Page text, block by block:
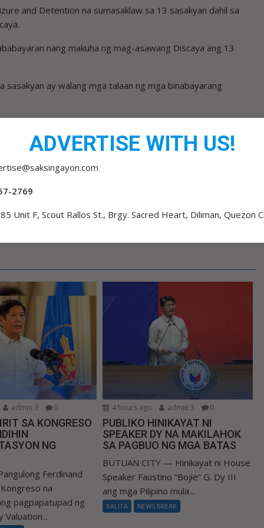
and Detention na sumasaklaw sa 13 sasakyan dahil sa
nang makuha ng mag-asawang Discaya ang 13
sasakyan ay walang mga talaan ng mga binabayarang
admin 3 0
SA KONGRESO
NG
Ferdinand
na
pagpapatupad ng
Valuation...
4 hours ago admin 3 0
PUBLIKO HINIKAYAT NI
SPEAKER DY NA MAKILAHOK
SA PAGBUO NG MGA BATAS
BUTUAN CITY — Hinikayat ni House
Speaker Faustino “Bojie” G. Dy III
ang mga Pilipino mula...
BALITA NEWS BREAK
ADVERTISE WITH US!
2769
Unit F, Scout Rallos St., Brgy. Sacred Heart, Diliman, Quezon